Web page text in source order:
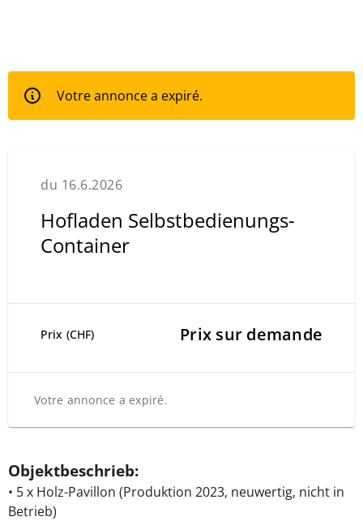
Votre annonce a expiré.
du 16.6.2026
Hofladen Selbstbedienungs-
Container
Prix (CHF) Prix sur demande
Votre annonce a expiré.
Objektbeschrieb:
• 5 x Holz-Pavillon (Produktion 2023, neuwertig, nicht in
Betrieb)